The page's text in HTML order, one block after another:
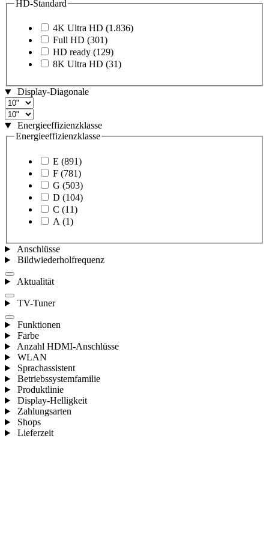
HD-Standard
4K Ultra HD (1.836)
Full HD (301)
HD ready (129)
8K Ultra HD (31)
Display-Diagonale
Energieeffizienzklasse
Energieeffizienzklasse
E (891)
F (781)
G (503)
D (104)
C (11)
A (1)
Anschlüsse
Bildwiederholfrequenz
Aktualität
TV-Tuner
Funktionen
Farbe
Anzahl HDMI-Anschlüsse
WLAN
Sprachassistent
Betriebssystemfamilie
Produktlinie
Display-Helligkeit
Zahlungsarten
Shops
Lieferzeit